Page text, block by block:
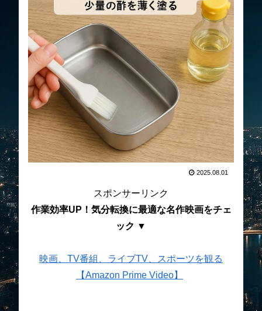
2025.08.01
スポンサーリンク
作業効率UP！気分転換に最適な名作映画をチェ
ック ▼
映画、TV番組、ライブTV、スポーツを観る
【Amazon Prime Video】